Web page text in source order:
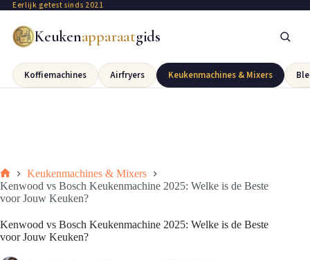
Eerlijk getest sinds 2021
Keukenapparaatgids
Koffiemachines Airfryers Keukenmachines & Mixers
Keukenmachines & Mixers
Kenwood vs Bosch Keukenmachine 2025: Welke is de Beste
voor Jouw Keuken?
Kenwood vs Bosch Keukenmachine 2025: Welke is de Beste
voor Jouw Keuken?